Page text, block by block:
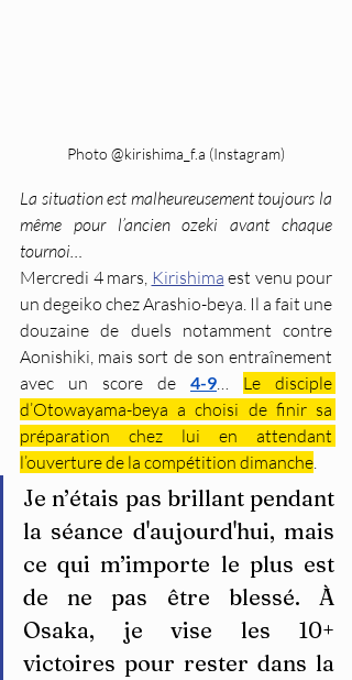
Photo @kirishima_f.a (Instagram)
La situation est malheureusement toujours la
même pour l’ancien ozeki avant chaque
tournoi…
Mercredi 4 mars, Kirishima est venu pour
un degeiko chez Arashio-beya. Il a fait une
douzaine de duels notamment contre
Aonishiki, mais sort de son entraînement
avec un score de 4-9
Le disciple
d’Otowayama-beya a choisi de finir sa
préparation chez lui en attendant
l’ouverture de la compétition dimanche
Je n’étais pas brillant pendant
la séance d'aujourd'hui, mais
ce qui m’importe le plus est
de ne pas être blessé. À
Osaka, je vise les 10+
victoires pour rester dans la